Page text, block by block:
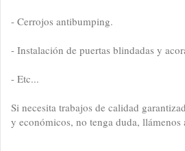
- Cerrojos antibumping.
- Instalación de puertas blindadas y
- Etc...
Si necesita trabajos de calidad
y económicos, no tenga duda,